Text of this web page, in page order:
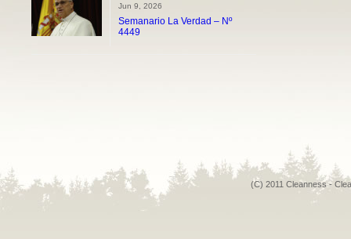
Jun 9, 2026
Semanario La Verdad – Nº
4449
(C) 2011 Cleanness -